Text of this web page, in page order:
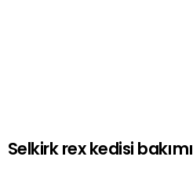
Selkirk rex kedisi bakımı